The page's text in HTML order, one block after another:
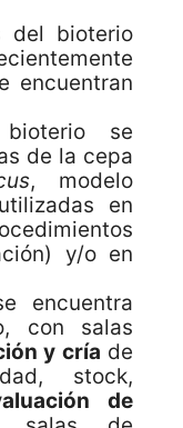
del bioterio
encuentran
se
de la cepa
, modelo
en
y/o en
encuentra
con salas
y cría de
stock,
de